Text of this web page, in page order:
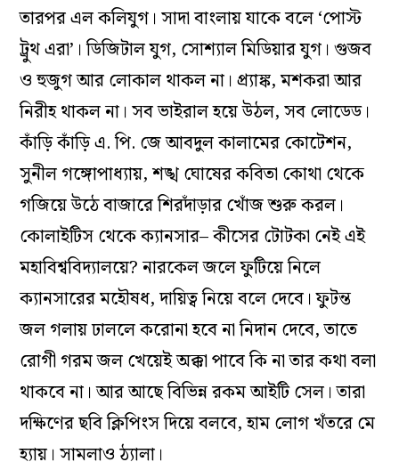
তারপর এল কলিযুগ। সাদা বাংলায় যাকে বলে ‘পোস্ট
ট্রুথ এরা’। ডিজিটাল যুগ, সোশ্যাল মিডিয়ার যুগ। গুজব
ও হুজুগ আর লোকাল থাকল না। প্র্যাঙ্ক, মশকরা আর
নিরীহ থাকল না। সব ভাইরাল হয়ে উঠল, সব লোডেড।
কাঁড়ি কাঁড়ি এ. পি. জে আবদুল কালামের কোটেশন,
সুনীল গঙ্গোপাধ্যায়, শঙ্খ ঘোষের কবিতা কোথা থেকে
গজিয়ে উঠে বাজারে শিরদাঁড়ার খোঁজ শুরু করল।
কোলাইটিস থেকে ক্যানসার– কীসের টোটকা নেই এই
মহাবিশ্ববিদ্যালয়ে? নারকেল জলে ফুটিয়ে নিলে
ক্যানসারের মহৌষধ, দায়িত্ব নিয়ে বলে দেবে। ফুটন্ত
জল গলায় ঢাললে করোনা হবে না নিদান দেবে, তাতে
রোগী গরম জল খেয়েই অক্কা পাবে কি না তার কথা বলা
থাকবে না। আর আছে বিভিন্ন রকম আইটি সেল। তারা
দক্ষিণের ছবি ক্লিপিংস দিয়ে বলবে, হাম লোগ খঁতরে মে
হ্যায়। সামলাও ঠ্যালা।